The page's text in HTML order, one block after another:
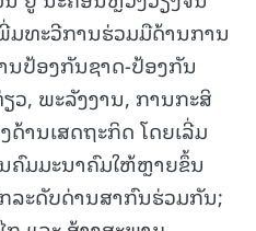
ມທະວີການຮ່ວມມືດ້ານການ
ນປ້ອງກັນຊາດ-ປ້ອງກັນ
ວ, ພະລັງງານ, ການກະສິ
ດ້ານເສດຖະກິດ ໂດຍເລີ່ມ
ຄົມມະນາຄົມໃຫ້ຫຼາຍຂຶ້ນ
ລະດັບດ່ານສາກົນຮ່ວມກັນ;